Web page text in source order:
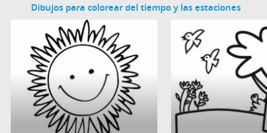
Dibujos para colorear del tiempo y las estaciones